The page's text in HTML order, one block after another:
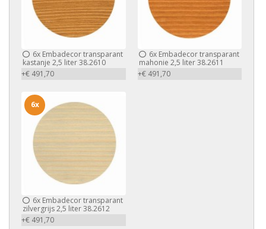
6x Embadecor transparant
kastanje 2,5 liter 38.2610
+€ 491,70
6xEmbadecor transparant
mahonie 2,5 liter 38.2611
+€ 491,70
6x Embadecor transparant
zilvergrijs 2,5 liter 38.2612
+€ 491,70
6x